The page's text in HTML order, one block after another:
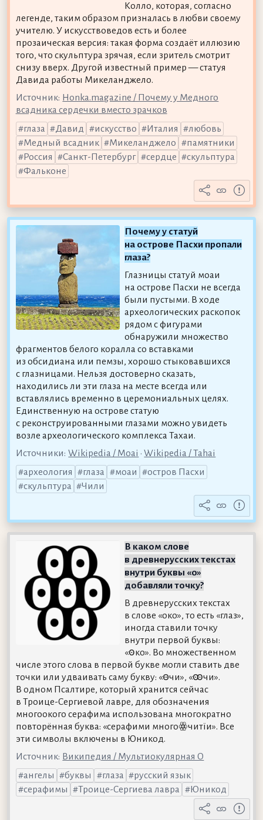
Колло, которая, согласно
легенде, таким образом призналась в любви своему
учителю. У искусствоведов есть и более
прозаическая версия: такая форма создаёт иллюзию
того, что скульптура зрячая, если зритель смотрит
снизу вверх. Другой известный пример — статуя
Давида работы Микеланджело.
Источник: Honka.magazine / Почему у Медного
всадника сердечки вместо зрачков
глаза
Давид искусство Италия
любовь
Медный всадник
Микеланджело
памятники
Россия
Санкт-Петербург сердце
скульптура
Фальконе
Почему у статуй
на острове Пасхи пропали
глаза?
Глазницы статуй моаи
на острове Пасхи не всегда
были пустыми. В ходе
археологических раскопок
рядом с фигурами
обнаружили множество
фрагментов белого коралла со вставками
из обсидиана или пемзы, хорошо стыковавшихся
с глазницами. Нельзя достоверно сказать,
находились ли эти глаза на месте всегда или
вставлялись временно в церемониальных целях.
Единственную на острове статую
с реконструированными глазами можно увидеть
возле археологического комплекса Тахаи.
Источники: Wikipedia / Moai •Wikipedia / Tahai
археология
глаза моаи
остров Пасхи
скульптура
Чили
В каком слове
в древнерусских текстах
внутри буквы «о»
добавляли точку?
В древнерусских текстах
в слове «око», то есть «глаз»,
иногда ставили точку
внутри первой буквы:
«ꙩко». Во множественном
числе этого слова в первой букве могли ставить две
точки или удваивать саму букву: «ꙫчи», «ꙭчи».
В одном Псалтире, который хранится сейчас
в Троице-Сергиевой лавре, для обозначения
многоокого серафима использована многократно
повторённая буква: «серафими многоꙮчитїи». Все
эти символы включены в Юникод.
Источник: Википедия / Мультиокулярная О
ангелы
буквы глаза
русский язык
серафимы
Троице-Сергиева лавра Юникод